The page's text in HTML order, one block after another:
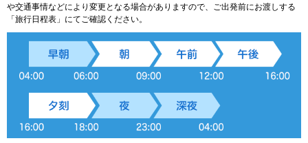
や交通事情などにより変更となる場合がありますので、ご出発前にお渡しする
「旅行日程表」にてご確認ください。